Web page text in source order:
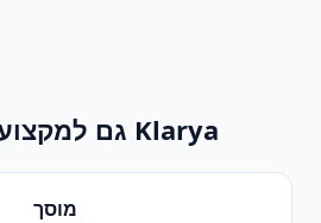
Klarya גם למקצועות דומים
מוסך